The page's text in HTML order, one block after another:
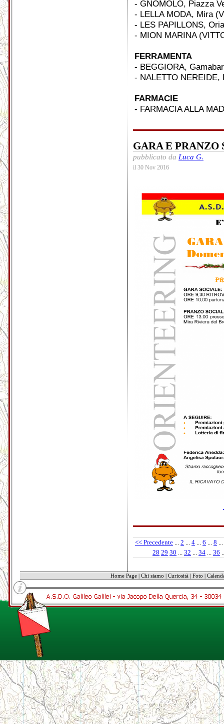
- GNOMOLO, Piazza
- LELLA MODA, Mira
- LES PAPILLONS,
- MION MARINA
FERRAMENTA
- BEGGIORA,
- NALETTO
FARMACIE
- FARMACIA ALLA
GARA E PRANZO
pubblicato da Luca G.
il 30 Nov 2016
<< Precedente ... 2 ... 4 ... 6 ... 8 ...
28 29 30 ... 32 ... 34 ... 36
Home Page Chi siamo Curiosità Foto